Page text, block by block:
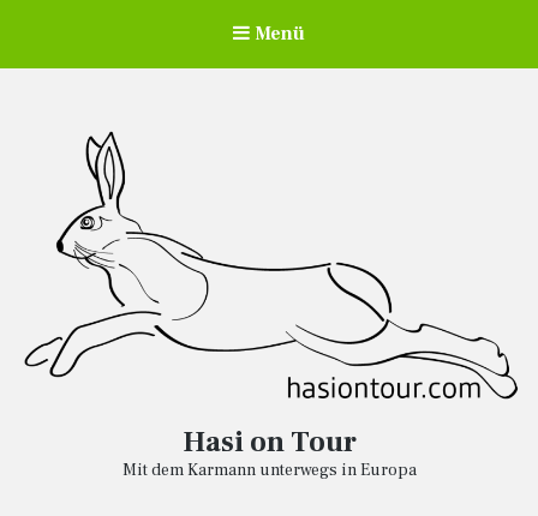
Menü
Hasi on Tour
Mit dem Karmann unterwegs in Europa